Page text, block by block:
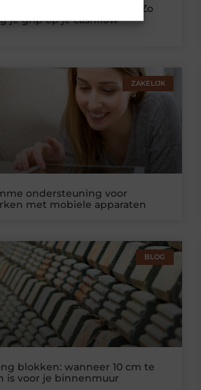
geld op de rekening? Zo
je grip op je cashflow
ZAKELIJK
ondersteuning voor
met mobiele apparaten
BLOG
blokken: wanneer 10 cm te
is voor je binnenmuur